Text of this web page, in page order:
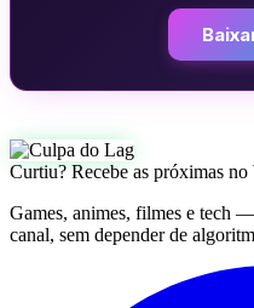
Curtiu? Recebe as próximas
Games, animes, filmes e tech
canal, sem depender de